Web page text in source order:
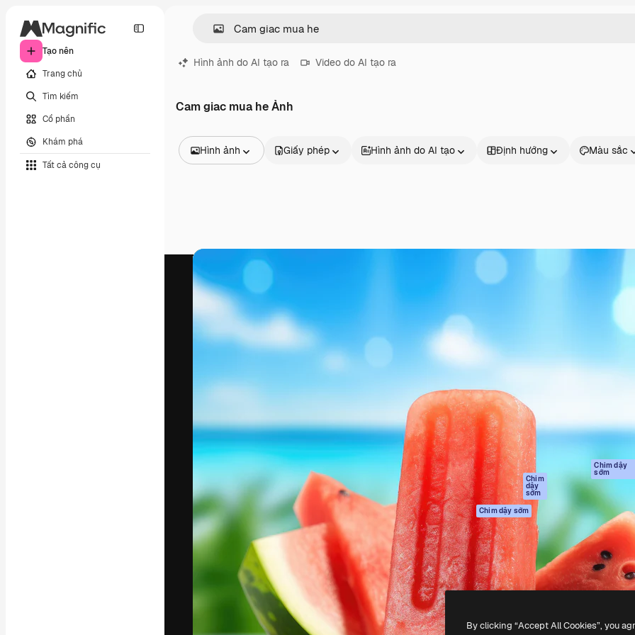
Tạo nên
Trang chủ
Tìm kiếm
Cổ phần
Khám phá
Tất cả công cụ
Hình ảnh do AI tạo ra Video do AI tạo ra
Cam giac mua he Ảnh
Hình ảnh
Video
Đoạn video
Đồ họa chuyển động
Mẫu video.
Biểu tượng
Mô hình 3D
Phông chữ
Giấy phép Hình ảnh do AI tạo Định hướng Màu sắc
Nền tảng sáng tạo giúp bạn làm chủ những
tác phẩm xuất sắc nhất. Hơn 1 triệu người
đăng ký đến từ các nhà sáng tạo, doanh
nghiệp, agency và studio.
Sản phẩm
Spaces
Trợ Lý AI
AI
Trình tạo video AI
Máy phát giọng nói
AI
Nội dung kho
MCP dành cho
Claude/ChatGPT
Chim
dậy
sớm
Agents Chim dậy sớm
Giao diện lập trình
ứng dụng (API)
Ứng dụng di động
Tất cả các công cụ
Magnific
Tài liệu
Chính sách bảo
gốc
Chim dậy
sớm
Chính sách cookie
Trung tâm tin cậy
Đối tác liên kết
Công ty
By clicking “Accept All Cookies”, you